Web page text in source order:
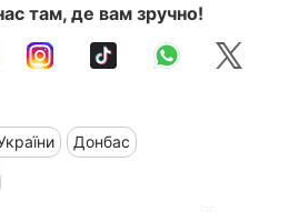
там, де вам зручно!
Донбас